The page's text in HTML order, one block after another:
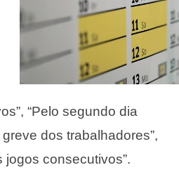
“Pelo segundo dia
dos trabalhadores”,
consecutivos”.